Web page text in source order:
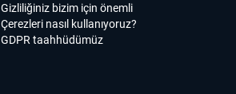
Gizliliğiniz bizim için önemli
Çerezleri nasıl kullanıyoruz?
GDPR taahhüdümüz